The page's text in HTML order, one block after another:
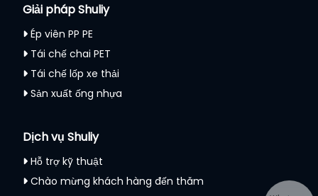
Giải pháp Shuliy
Ép viên PP PE
Tái chế chai PET
Tái chế lốp xe thải
Sản xuất ống nhựa
Dịch vụ Shuliy
Hỗ trợ kỹ thuật
Chào mừng khách hàng đến thăm